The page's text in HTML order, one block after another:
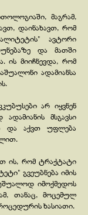
მაგრამ,
დაინახავთ, რომ
ავტორი
და მათში
ის მიიჩნევდა, რომ
ადამიანსა
არ იყვნენ
მსგავსი
და აქვთ უფლება
ის, რომ ტრაქტატი
გვეუბნება იმის
იმოქმედოს
თანაც, მოცემულ
ხასიათი.